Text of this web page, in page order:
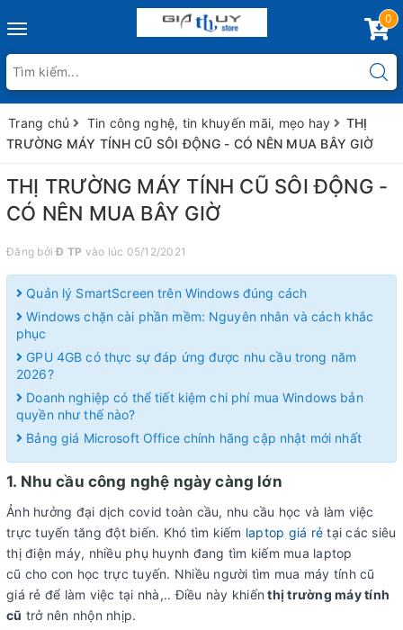
Toggle
0
Trang chủ Tin công nghệ, tin khuyến mãi, mẹo hay
THỊ
TRƯỜNG MÁY TÍNH CŨ SÔI ĐỘNG - CÓ NÊN MUA BÂY GIỜ
THỊ TRƯỜNG MÁY TÍNH CŨ SÔI ĐỘNG -
CÓ NÊN MUA BÂY GIỜ
Đăng bởiĐ TP vào lúc 05/12/2021
Quản lý SmartScreen trên Windows đúng cách
Windows chặn cài phần mềm: Nguyên nhân và cách khắc
phục
GPU 4GB có thực sự đáp ứng được nhu cầu trong năm
2026?
Doanh nghiệp có thể tiết kiệm chi phí mua Windows bản
quyền như thế nào?
Bảng giá Microsoft Office chính hãng cập nhật mới nhất
1. Nhu cầu công nghệ ngày càng lớn
Ảnh hưởng đại dịch covid toàn cầu, nhu cầu học và làm việc
trực tuyến tăng đột biến. Khó tìm kiếm laptop giá rẻ tại các siêu
thị điện máy, nhiều phụ huynh đang tìm kiếm mua laptop
cũ cho con học trực tuyến. Nhiều người tìm mua máy tính cũ
giá rẻ để làm việc tại nhà,.. Điều này khiến thị trường máy tính
cũ trở nên nhộn nhịp.